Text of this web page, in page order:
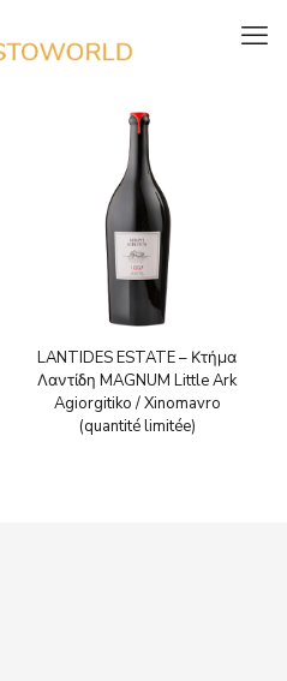
LANTIDES ESTATE – Κτήμα
Λαντίδη MAGNUM Little Ark
Agiorgitiko / Xinomavro
(quantité limitée)